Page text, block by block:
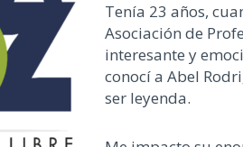
Tenía 23 años,
Asociación de
interesante y
conocí a Abel
ser leyenda.